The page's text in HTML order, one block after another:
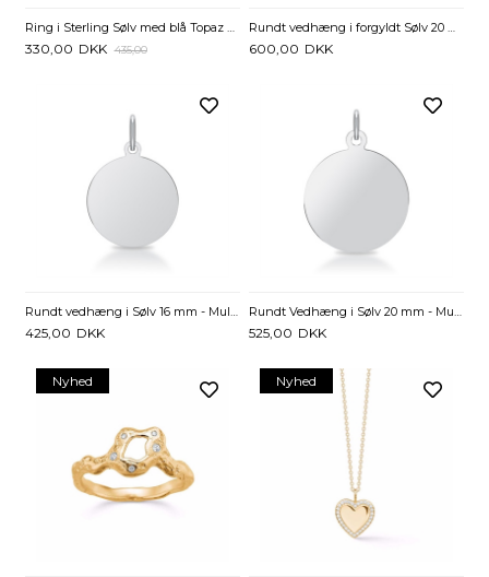
330,00 DKK 435,00 600,00 DKK
Rundt vedhæng i Sølv 16 mm - Mulighed for gravering
425,00 DKK
Rundt Vedhæng i Sølv 20 mm - Mulighed for gravering
525,00 DKK
Nyhed Nyhed